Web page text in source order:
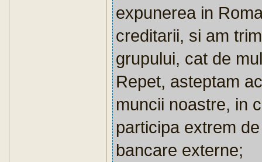
expunerea in
creditarii, si am
grupului, cat de
Repet, asteptam
muncii noastre, in
participa extrem
bancare externe;